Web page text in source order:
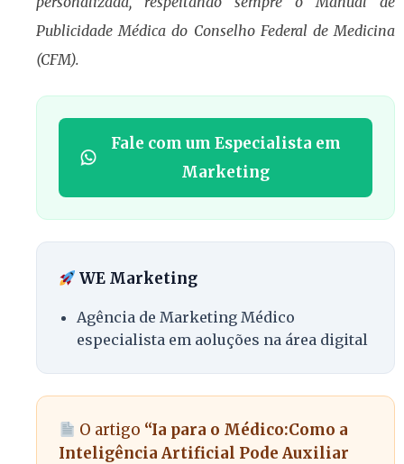
Publicidade Médica do Conselho Federal de Medicina
(CFM).
Fale com um Especialista em
Marketing
WE Marketing
Agência de Marketing Médico
especialista em aoluções na área digital
O artigo “Ia para o Médico:Como a
Inteligência Artificial Pode Auxiliar